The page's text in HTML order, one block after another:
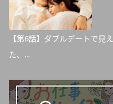
【第6話】ダブルデートで見え
た、...